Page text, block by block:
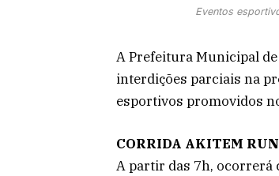
Eventos
A Prefeitura Municipal
interdições parciais na
esportivos promovidos
CORRIDA AKITEM RUN
A partir das 7h, ocorrerá